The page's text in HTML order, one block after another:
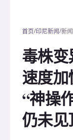
首页/印尼新闻/新
毒株
速度
“神操
仍未见